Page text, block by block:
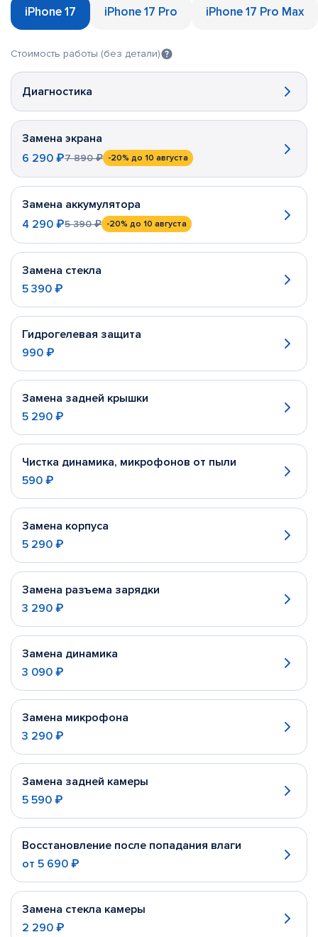
iPhone 17 iPhone 17 Pro iPhone 17 Pro Max
Стоимость работы (без детали)
Диагностика
Замена экрана
6 290 ₽7 890 ₽ -20% до 10 августа
Замена аккумулятора
4 290 ₽5 390 ₽ -20% до 10 августа
Замена стекла
5 390 ₽
Гидрогелевая защита
990 ₽
Замена задней крышки
5 290 ₽
Чистка динамика, микрофонов от пыли
590 ₽
Замена корпуса
5 290 ₽
Замена разъема зарядки
3 290 ₽
Замена динамика
3 090 ₽
Замена микрофона
3 290 ₽
Замена задней камеры
5 590 ₽
Восстановление после попадания влаги
от 5 690 ₽
Замена стекла камеры
2 290 ₽